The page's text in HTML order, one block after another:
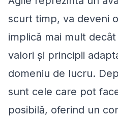
scurt timp, va deveni
implică mai mult
valori și principii
domeniu de lucru.
sunt cele care pot
posibilă, oferind un